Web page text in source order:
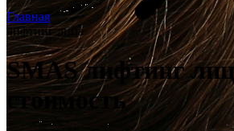
Главная
лифтинг лица
SMAS лифтинг
стоимость